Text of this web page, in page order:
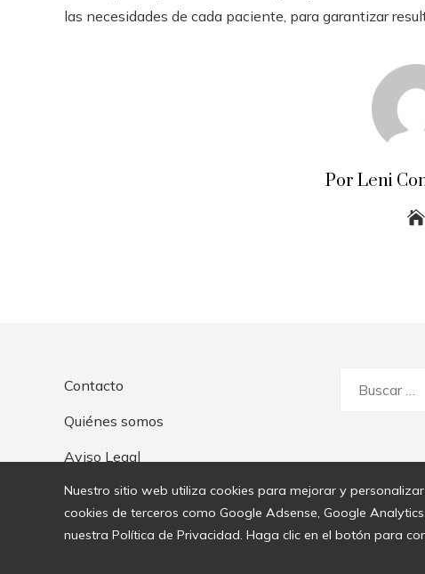
Nuestro sitio web utiliza cookies para mejorar y
cookies de terceros como Google Adsense, Google
nuestra Política de Privacidad. Haga clic en el botón para
las necesidades de cada paciente, para garantizar
Por Leni
Contacto
Quiénes somos
Aviso Legal